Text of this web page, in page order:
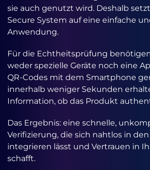
sie auch genutzt wird. Deshalb
Secure System auf eine einfache
Anwendung.
Für die Echtheitsprüfung
weder spezielle Geräte noch eine
QR-Codes mit dem Smartphone
innerhalb weniger Sekunden
Information, ob das Produkt
Das Ergebnis: eine schnelle,
Verifizierung, die sich nahtlos in
integrieren lässt und Vertrauen in
schafft.